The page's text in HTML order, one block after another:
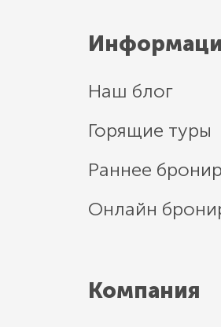
Наш блог
Горящие туры
Раннее
Онлайн
Компания